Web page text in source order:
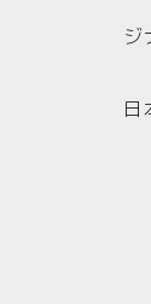
ジ
日